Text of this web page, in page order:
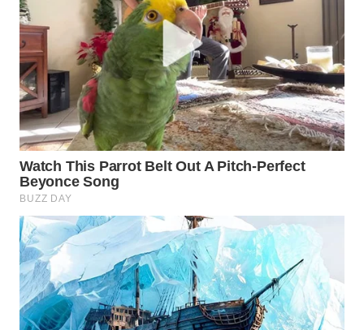
WAHANA
INFRASTRUKTUR
WAHANA
KONSUMEN
WAHANA
LISTRIK
WAHANA
TRAVEL
WAHANA
TV